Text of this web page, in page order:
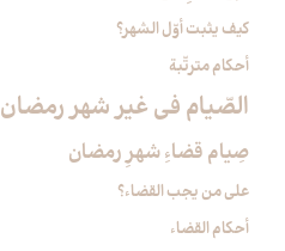
كيف يثبت أوّل الشهر؟
أحكام مترتّبة
الصّيام في غير شهر رمضان‏
صِيام قضاءِ شهرِ رمضان‏
على من يجب القضاء؟
أحكام القضاء